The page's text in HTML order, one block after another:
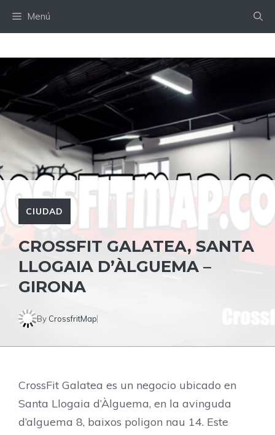
Menú
CIUDAD
CROSSFIT GALATEA, SANTA
LLOGAIA D’ÀLGUEMA –
GIRONA
By CrossfritMap
CrossFit Galatea es un negocio ubicado en
Santa Llogaia d’Àlguema, en la avinguda
d’alguema 8, baixos poligon nau 14. Este